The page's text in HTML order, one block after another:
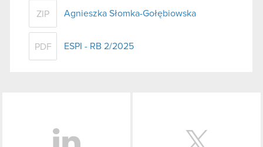
ZIP Agnieszka Słomka-Gołębiowska
PDF ESPI - RB 2/2025